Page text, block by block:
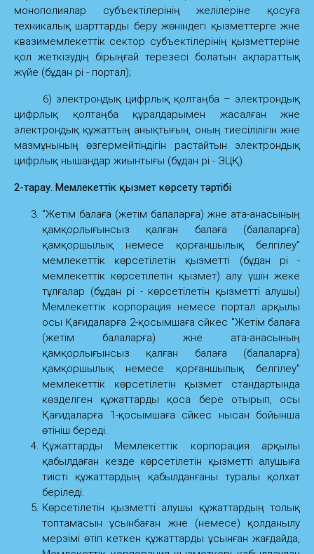
монополиялар субъектілерінің желілеріне қосуға
техникалық шарттарды беру жөніндегі қызметтерге және
квазимемлекеттік сектор субъектілерінің қызметтеріне
қол жеткізудің бірыңғай терезесі болатын ақпараттық
жүйе (бұдан әрі - портал);
6) электрондық цифрлық қолтаңба – электрондық
цифрлық қолтаңба құралдарымен жасалған және
электрондық құжаттың анықтығын, оның тиесілілігін және
мазмұнының өзгермейтіндігін растайтын электрондық
цифрлық нышандар жиынтығы (бұдан әрі - ЭЦҚ).
2-тарау. Мемлекеттік қызмет көрсету тәртібі
"Жетім балаға (жетім балаларға) және ата-анасының
қамқорлығынсыз қалған балаға (балаларға)
қамқоршылық немесе қорғаншылық белгілеу"
мемлекеттік көрсетілетін қызметті (бұдан әрі -
мемлекеттік көрсетілетін қызмет) алу үшін жеке
тұлғалар (бұдан әрі - көрсетілетін қызметті алушы)
Мемлекеттік корпорация немесе портал арқылы
осы Қағидаларға 2-қосымшаға сәйкес "Жетім балаға
(жетім балаларға) және ата-анасының
қамқорлығынсыз қалған балаға (балаларға)
қамқоршылық немесе қорғаншылық белгілеу"
мемлекеттік көрсетілетін қызмет стандартында
көзделген құжаттарды қоса бере отырып, осы
Қағидаларға 1-қосымшаға сәйкес нысан бойынша
өтініш береді.
Құжаттарды Мемлекеттік корпорация арқылы
қабылдаған кезде көрсетілетін қызметті алушыға
тиісті құжаттардың қабылданғаны туралы қолхат
беріледі.
Көрсетілетін қызметті алушы құжаттардың толық
топтамасын ұсынбаған және (немесе) қолданылу
мерзімі өтіп кеткен құжаттарды ұсынған жағдайда,